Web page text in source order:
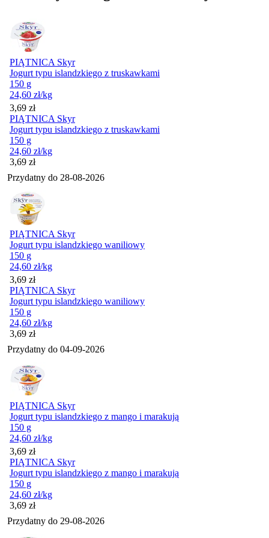
PIĄTNICA Skyr
Jogurt typu islandzkiego z truskawkami
150 g
24,60 zł/kg
Cena
3,69 zł
PIĄTNICA Skyr
Jogurt typu islandzkiego z truskawkami
150 g
24,60 zł/kg
Cena
3,69 zł
Przydatny do 28-08-2026
PIĄTNICA Skyr
Jogurt typu islandzkiego waniliowy
150 g
24,60 zł/kg
Cena
3,69 zł
PIĄTNICA Skyr
Jogurt typu islandzkiego waniliowy
150 g
24,60 zł/kg
Cena
3,69 zł
Przydatny do 04-09-2026
PIĄTNICA Skyr
Jogurt typu islandzkiego z mango i marakują
150 g
24,60 zł/kg
Cena
3,69 zł
PIĄTNICA Skyr
Jogurt typu islandzkiego z mango i marakują
150 g
24,60 zł/kg
Cena
3,69 zł
Przydatny do 29-08-2026